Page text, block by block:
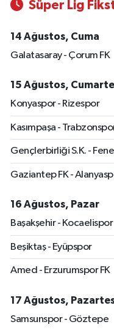
Süper Lig
14 Ağustos, Cuma
Galatasaray - Çorum FK
15 Ağustos,
Konyaspor - Rizespor
Kasımpaşa -
Gençlerbirliği S.K. -
Gaziantep FK -
16 Ağustos, Pazar
Başakşehir - Kocaelispor
Beşiktaş - Eyüpspor
Amed - Erzurumspor FK
17 Ağustos,
Samsunspor - Göztepe